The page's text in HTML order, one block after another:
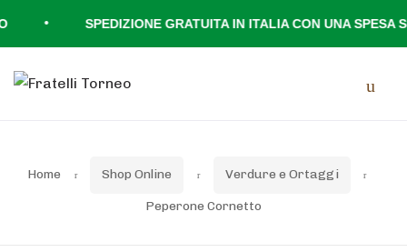
Skip
Skip
Home Shop Online Verdure e Ortaggi
Peperone Cornetto
SPEDIZIONE GRATUITA IN ITALIA CON UNA SPESA